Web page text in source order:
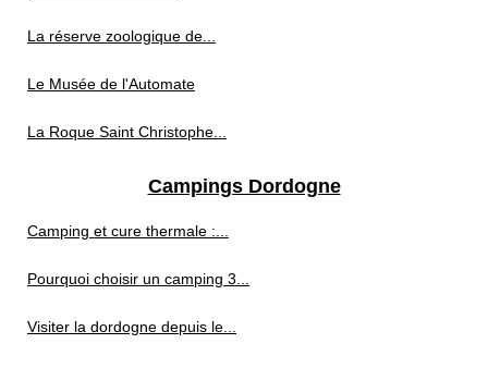
La réserve zoologique de...
Le Musée de l'Automate
La Roque Saint Christophe...
Campings Dordogne
Camping et cure thermale :...
Pourquoi choisir un camping 3...
Visiter la dordogne depuis le...